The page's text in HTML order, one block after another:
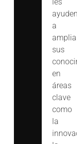
a
sus
en
áreas
clave
como
la